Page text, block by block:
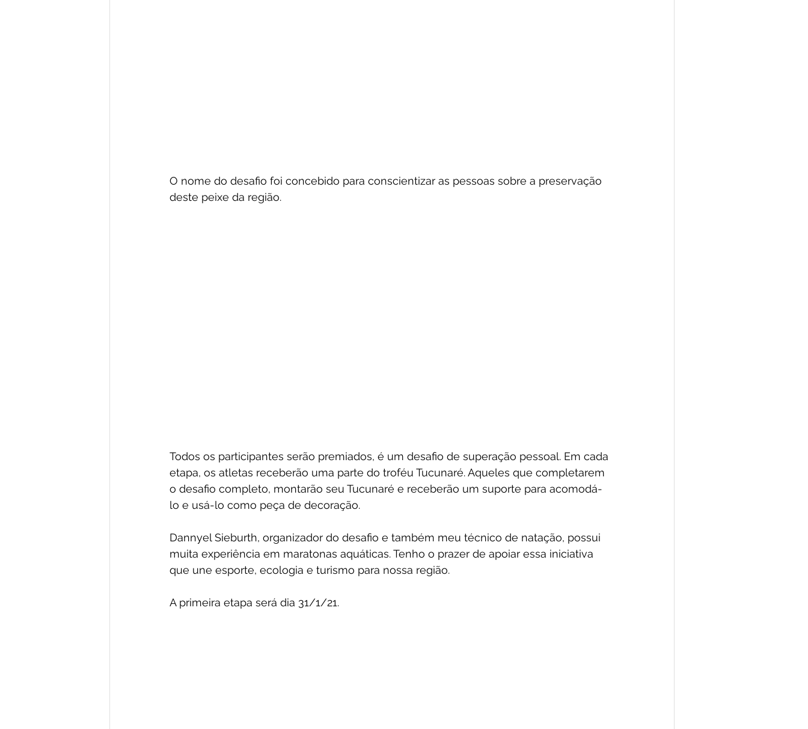
O nome do desafio foi concebido para conscientizar as pessoas sobre a preservação
deste peixe da região.
Todos os participantes serão premiados, é um desafio de superação pessoal. Em cada
etapa, os atletas receberão uma parte do troféu Tucunaré. Aqueles que completarem
o desafio completo, montarão seu Tucunaré e receberão um suporte para acomodá-
lo e usá-lo como peça de decoração.
Dannyel Sieburth, organizador do desafio e também meu técnico de natação, possui
muita experiência em maratonas aquáticas. Tenho o prazer de apoiar essa iniciativa
que une esporte, ecologia e turismo para nossa região.
A primeira etapa será dia 31/1/21.